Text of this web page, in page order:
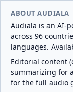
ABOUT AUDIALA
Audiala is an AI-
across 96
languages.
Editorial content
summarizing for
for the full audio